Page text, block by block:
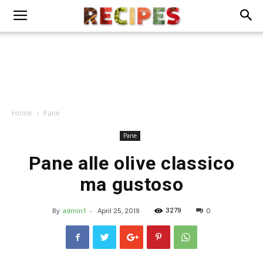
Home Pane
Pane
Pane alle olive classico
ma gustoso
By admin1 - April 25, 2019 3279 0